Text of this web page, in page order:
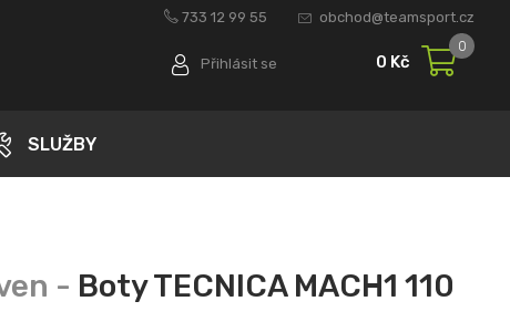
733 12 99 55 obchod@teamsport.cz
Přihlásit se 0 Kč
0
SLUŽBY
Boty TECNICA MACH1 110